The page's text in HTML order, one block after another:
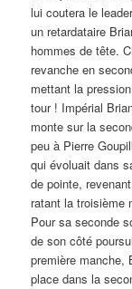
lui coutera le
un retardataire
hommes de tête.
revanche en
mettant la
tour ! Impérial
monte sur la
peu à Pierre
qui évoluait dans
de pointe,
ratant la troisième
Pour sa seconde
de son côté
première manche,
place dans la